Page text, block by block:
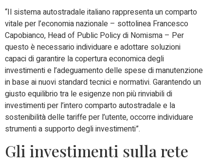
“Il sistema autostradale italiano rappresenta un comparto
vitale per l’economia nazionale – sottolinea Francesco
Capobianco, Head of Public Policy di Nomisma – Per
questo è necessario individuare e adottare soluzioni
capaci di garantire la copertura economica degli
investimenti e l’adeguamento delle spese di manutenzione
in base ai nuovi standard tecnici e normativi. Garantendo un
giusto equilibrio tra le esigenze non più rinviabili di
investimenti per l’intero comparto autostradale e la
sostenibilità delle tariffe per l’utente, occorre individuare
strumenti a supporto degli investimenti”.
Gli investimenti sulla rete